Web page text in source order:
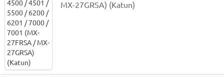
MX-27GRSA) (Katun)